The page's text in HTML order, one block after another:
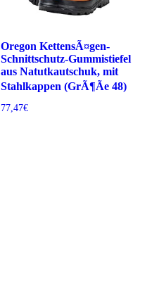
Oregon KettensÃ¤gen-
Schnittschutz-Gummistiefel
aus Natutkautschuk, mit
Stahlkappen (GrÃ¶Ãe 48)
77,47€